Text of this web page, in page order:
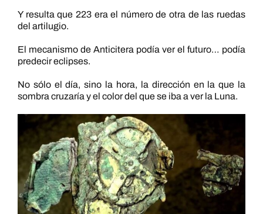
Y resulta que 223 era el número de otra de las ruedas
del artilugio.
El mecanismo de Anticitera podía ver el futuro… podía
predecir eclipses.
No sólo el día, sino la hora, la dirección en la que la
sombra cruzaría y el color del que se iba a ver la Luna.